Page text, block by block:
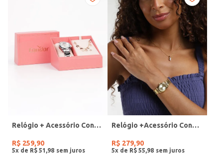
Relógio + Acessório Condor Feminino PRATA
R$ 259,90
5x de R$ 51 98
Relógio +Acessório Condor Feminino DOURADO
R$ 279,90
5x de R$ 55 98